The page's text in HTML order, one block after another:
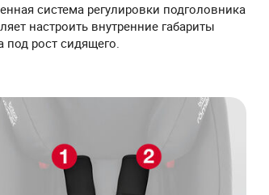
система регулировки подголовника
настроить внутренние габариты
под рост сидящего.